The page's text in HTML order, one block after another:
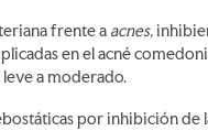
frente a acnes,
en el acné
a moderado.
por inhibición de